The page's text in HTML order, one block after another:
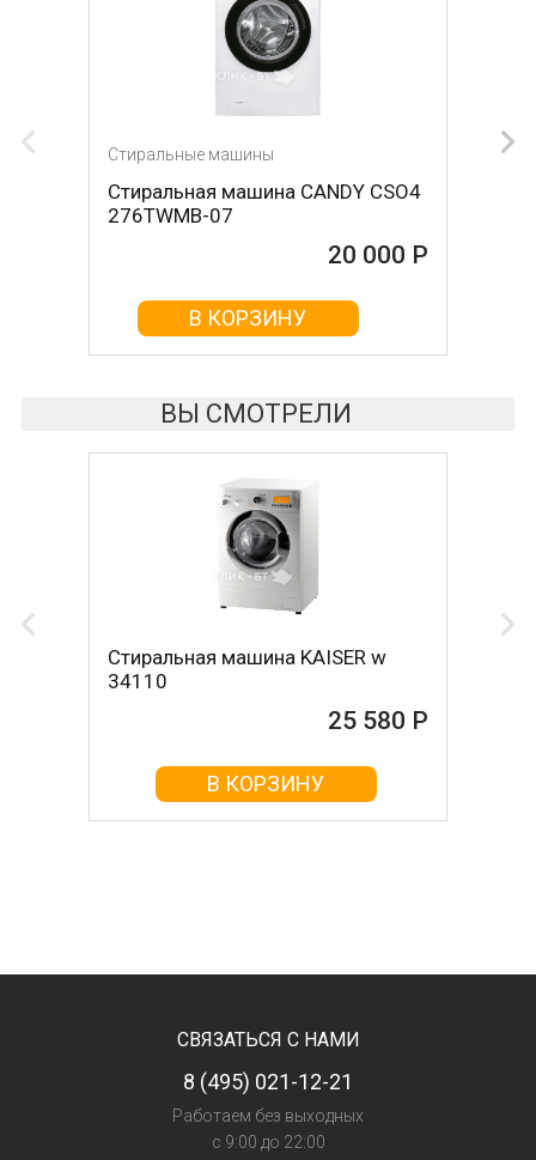
Стиральные машины
Стиральная машина CANDY CSO4
276TWMB-07
20 000 Р
В КОРЗИНУ
Стиральные машины
Стиральная машина WILLMARK
WMS-90P
20 000 Р
В КОРЗИНУ
ВЫ СМОТРЕЛИ
Стиральная машина KAISER w
34110
25 580 Р
В КОРЗИНУ
СВЯЗАТЬСЯ С НАМИ
8 (495) 021-12-21
Работаем без выходных
с 9:00 до 22:00